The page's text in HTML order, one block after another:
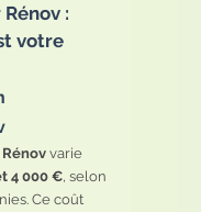
:
votre
varie
4 000 €, selon
Ce coût